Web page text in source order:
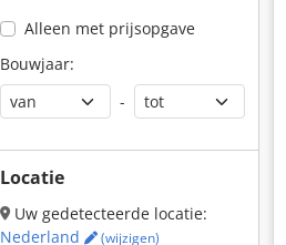
Alleen met prijsopgave
Bouwjaar:
-
Locatie
Uw gedetecteerde locatie:
Nederland
(wijzigen)